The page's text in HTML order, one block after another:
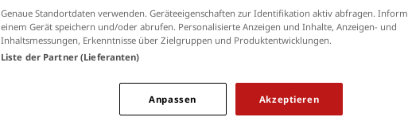
Keine Suchergebnisse gefunden.
FÜR ARBEITGEBER KONTAKT
Sie interessieren sich für eine
Genaue Standortdaten verwenden. Geräteeigenschaften zur Identifikation aktiv abfragen.
einem Gerät speichern und/oder abrufen. Personalisierte Anzeigen und Inhalte, Anzeigen- und
Inhaltsmessungen, Erkenntnisse über Zielgruppen und Produktentwicklungen.
Liste der Partner (Lieferanten)
Akzeptieren
Anpassen